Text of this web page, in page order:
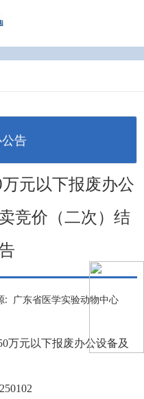
告
元以下报废办公
竞价（二次）结
: 广东省医学实验动物中心
万元以下报废办公设备及